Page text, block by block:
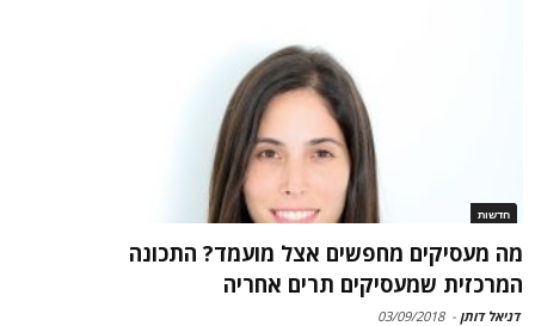
חדשות
מה מעסיקים מחפשים אצל מועמד? התכונה
המרכזית שמעסיקים תרים אחריה
דניאל דותן -
03/09/2018